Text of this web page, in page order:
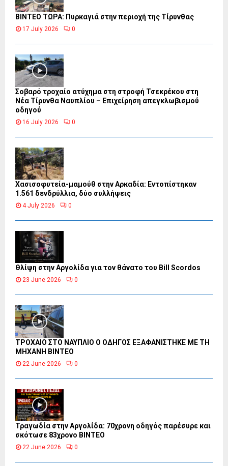
ΒΙΝΤΕΟ ΤΩΡΑ: Πυρκαγιά στην περιοχή της Τίρυνθας
17 July 2026 0
Σοβαρό τροχαίο ατύχημα στη στροφή Τσεκρέκου στη
Νέα Τίρυνθα Ναυπλίου – Επιχείρηση απεγκλωβισμού
οδηγού
16 July 2026 0
Χασισοφυτεία-μαμούθ στην Αρκαδία: Εντοπίστηκαν
1.561 δενδρύλλια, δύο συλλήψεις
4 July 2026 0
Θλίψη στην Αργολίδα για τον θάνατο του Bill Scordos
23 June 2026 0
ΤΡΟΧΑΙΟ ΣΤΟ ΝΑΥΠΛΙΟ Ο ΟΔΗΓΟΣ ΕΞΑΦΑΝΙΣΤΗΚΕ ΜΕ ΤΗ
ΜΗΧΑΝΗ ΒΙΝΤΕΟ
22 June 2026 0
Τραγωδία στην Αργολίδα: 70χρονη οδηγός παρέσυρε και
σκότωσε 83χρονο ΒΙΝΤΕΟ
22 June 2026 0